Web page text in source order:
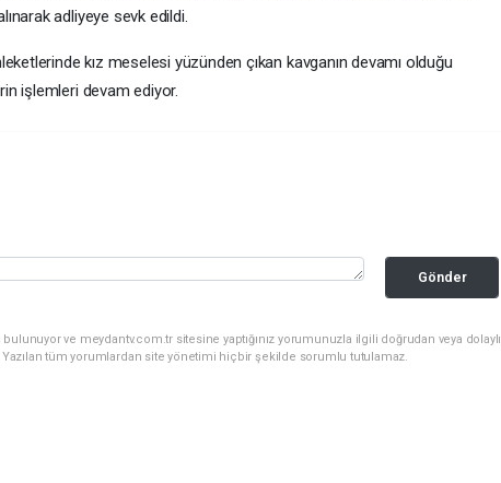
adliyeye sevk edildi.
kız meselesi yüzünden çıkan kavganın devamı olduğu
işlemleri devam ediyor.
Gönder
ve meydantv.com.tr sitesine yaptığınız yorumunuzla ilgili doğrudan veya dolaylı
tüm yorumlardan site yönetimi hiçbir şekilde sorumlu tutulamaz.